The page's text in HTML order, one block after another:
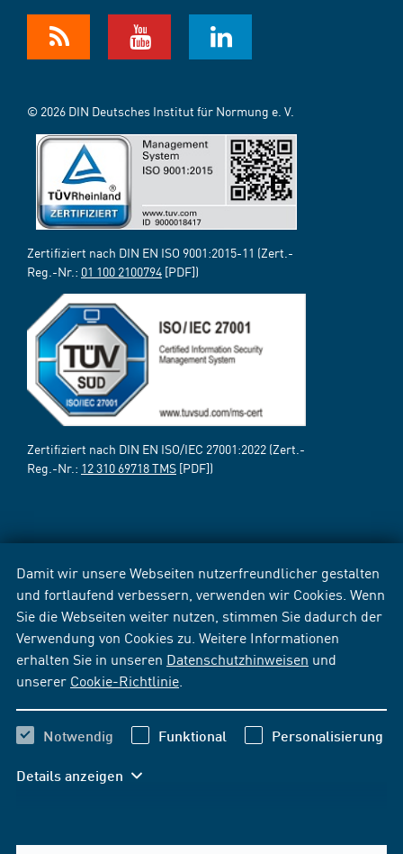
Damit wir unsere Webseiten nutzerfreundlicher gestalten
und fortlaufend verbessern, verwenden wir Cookies. Wenn
Sie die Webseiten weiter nutzen, stimmen Sie dadurch der
Verwendung von Cookies zu. Weitere Informationen
erhalten Sie in unseren Datenschutzhinweisen und
unserer Cookie-Richtlinie
Notwendig Funktional Personalisierung
Details anzeigen
© 2026 DIN Deutsches Institut für Normung e. V.
Zertifiziert nach DIN EN ISO 9001:2015-11 (Zert.-
Reg.-Nr.: 01 100 2100794 [PDF])
Zertifiziert nach DIN EN ISO/IEC 27001:2022 (Zert.-
Reg.-Nr.: 12 310 69718 TMS [PDF])